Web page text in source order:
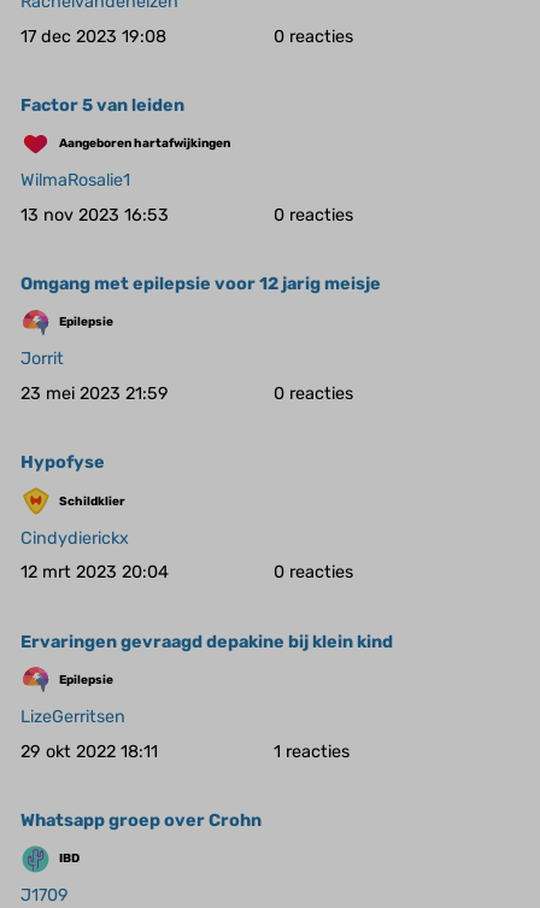
17 dec 2023 19:08
0
Aangeboren hartafwijkingen
Factor 5 van leiden
WilmaRosalie1
13 nov 2023 16:53
0
Epilepsie
Omgang met epilepsie voor 12 jarig meisje
Jorrit
23 mei 2023 21:59
0
Schildklier
Hypofyse
Cindydierickx
12 mrt 2023 20:04
0
Epilepsie
Ervaringen gevraagd depakine bij klein kind
LizeGerritsen
29 okt 2022 18:11
1
IBD
Whatsapp groep over Crohn
J1709